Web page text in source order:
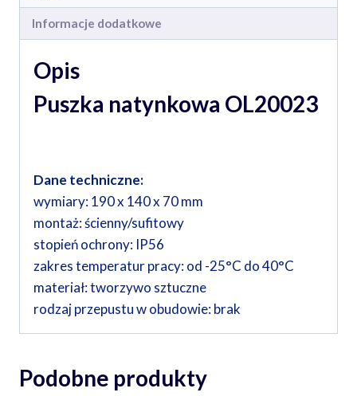
Informacje dodatkowe
Opis
Puszka natynkowa OL20023
Dane techniczne:
wymiary: 190 x 140 x 70 mm
montaż: ścienny/sufitowy
stopień ochrony: IP56
zakres temperatur pracy: od -25°C do 40°C
materiał: tworzywo sztuczne
rodzaj przepustu w obudowie: brak
Podobne produkty